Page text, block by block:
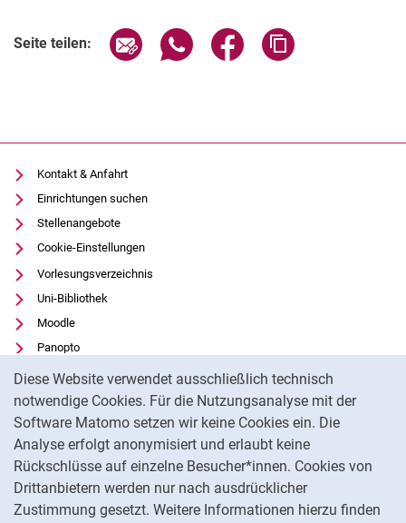
Diese Website verwendet ausschließlich technisch
notwendige Cookies. Für die Nutzungsanalyse mit der
Software Matomo setzen wir keine Cookies ein. Die
Analyse erfolgt anonymisiert und erlaubt keine
Rückschlüsse auf einzelne Besucher*innen. Cookies von
Drittanbietern werden nur nach ausdrücklicher
Zustimmung gesetzt. Weitere Informationen hierzu finden
Seite teilen: Seite über E-Mail teilen
Seite über WhatsApp teilen
Seite über Facebook
Kontakt & Anfahrt
Einrichtungen suchen
Stellenangebote
Cookie-Einstellungen
Vorlesungsverzeichnis
Uni-Bibliothek
Moodle
Panopto
Datenschutz
Barrierefreiheit
Transparenter KI-Einsatz
Impressum
Externer Link: Universität Kassel auf
Facebook(öffnet neues Fenster)
Externer Link: Universität Kassel auf
Instagram (öffnet neues Fenster)